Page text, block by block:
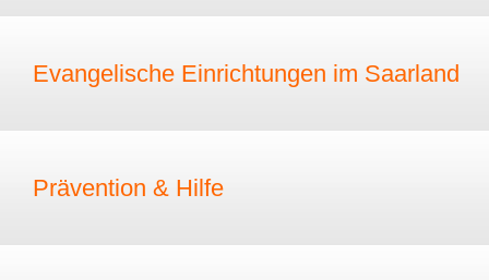
Evangelische Einrichtungen im Saarland
Prävention & Hilfe